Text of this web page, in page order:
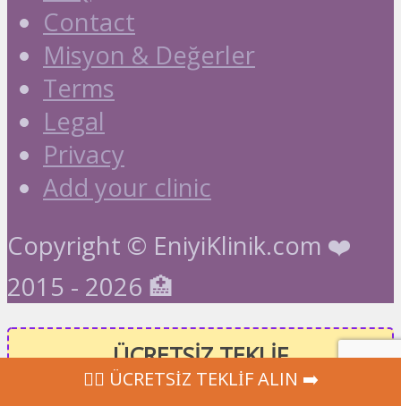
Contact
Misyon & Değerler
Terms
Legal
Privacy
Add your clinic
Copyright © EniyiKlinik.com ❤️
2015 - 2026 🏥
ÜCRETSİZ TEKLİF
Hızlı, ÜCRETSİZ ve bağlılık
‍👩‍⚕ ÜCRETSİZ TEKLİF ALIN ➡️